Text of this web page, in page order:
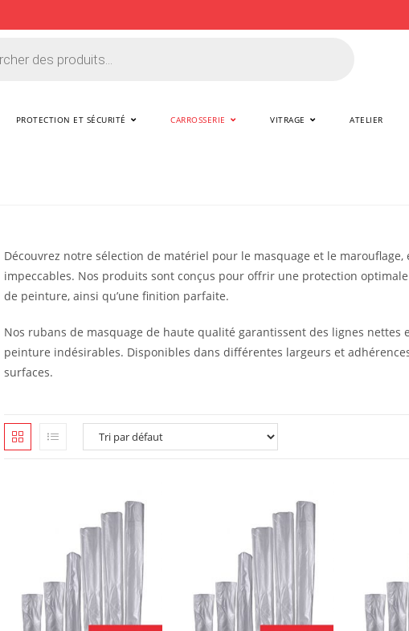
PROTECTION ET SÉCURITÉ CARROSSERIE VITRAGE ATELIER
Découvrez notre sélection de matériel pour le masquage et le
impeccables. Nos produits sont conçus pour offrir une protection
de peinture, ainsi qu’une finition parfaite.
Nos rubans de masquage de haute qualité garantissent des lignes nettes
peinture indésirables. Disponibles dans différentes largeurs et
surfaces.